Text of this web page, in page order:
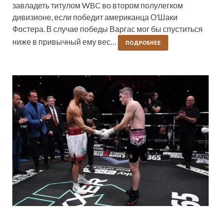
завладеть титулом WBC во втором полулегком
дивизионе, если победит американца О’Шаки
Фостера. В случае победы Варгас мог бы спуститься
ниже в привычный ему вес…
ПОДРОБНЕЕ